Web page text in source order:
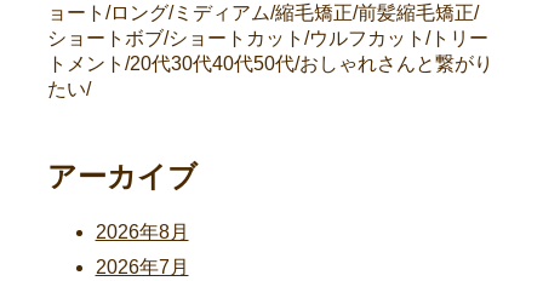
ョート/ロング/ミディアム/縮毛矯正/前髪縮毛矯正/
ショートボブ/ショートカット/ウルフカット/トリー
トメント/20代30代40代50代/おしゃれさんと繋がり
たい/
アーカイブ
2026年8月
2026年7月